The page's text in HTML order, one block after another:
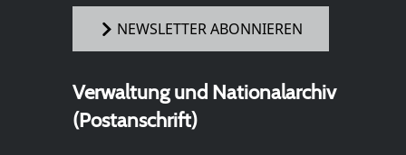
NEWSLETTER ABONNIEREN
Verwaltung und Nationalarchiv
(Postanschrift)